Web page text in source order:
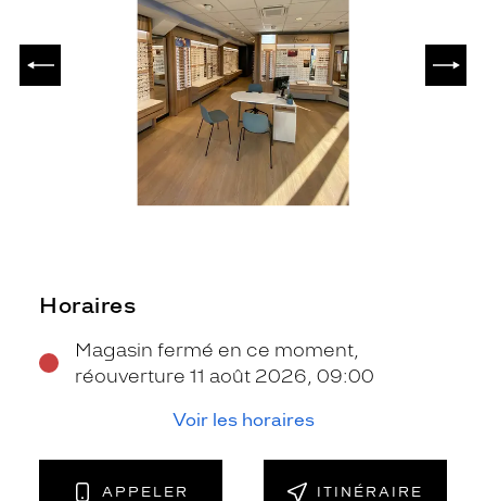
PRÉCÉDENT
Horaires
Magasin fermé en ce moment,
réouverture 11 août 2026, 09:00
Voir les horaires
APPELER ITINÉRAIRE